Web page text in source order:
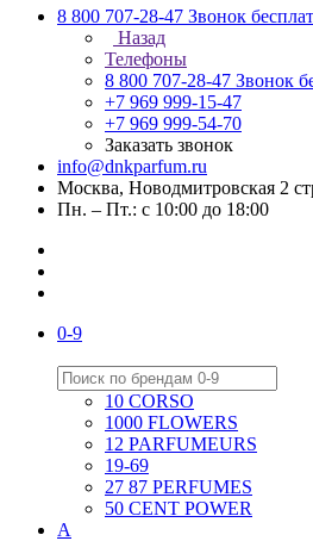
8 800 707-28-47 Звонок
Назад
Телефоны
8 800 707-28-47 Звонок
+7 969 999-15-47
+7 969 999-54-70
Заказать звонок
info@dnkparfum.ru
Москва, Новодмитровская 2
Пн. – Пт.: с 10:00 до 18:00
0-9
10 CORSO
1000 FLOWERS
12 PARFUMEURS
19-69
27 87 PERFUMES
50 CENT POWER
A